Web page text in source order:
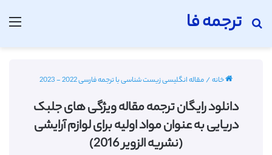
ترجمه فا
جستجو برای
خانه/مقاله انگلیسی زیست شناسی با ترجمه فارسی 2022 - 2023
دانلود رایگان ترجمه مقاله ویژگی های جلبک
دریایی به عنوان مواد اولیه برای لوازم آرایشی
(نشریه الزویر 2016)